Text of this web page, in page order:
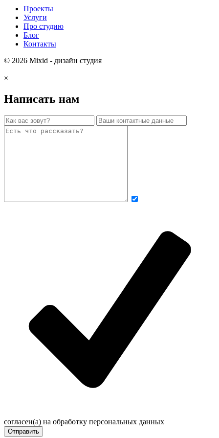
Проекты
Услуги
Про студию
Блог
Контакты
© 2026 Mixid - дизайн студия
×
Написать нам
cогласен(a) на обработку персональных данных